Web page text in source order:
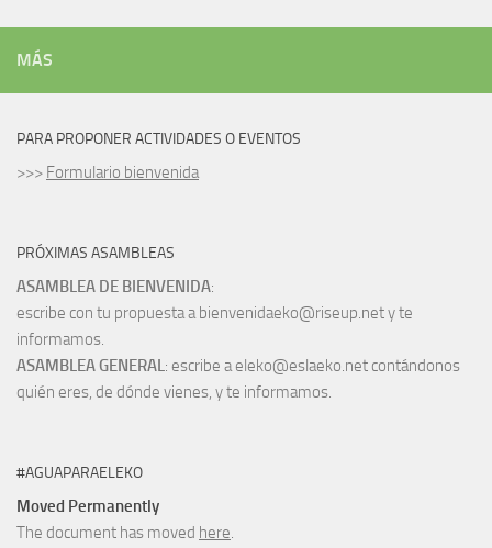
MÁS
PARA PROPONER ACTIVIDADES O EVENTOS
>>> Formulario bienvenida
PRÓXIMAS ASAMBLEAS
ASAMBLEA DE BIENVENIDA:
escribe con tu propuesta a bienvenidaeko@riseup.net y te
informamos.
ASAMBLEA GENERAL: escribe a eleko@eslaeko.net contándonos
quién eres, de dónde vienes, y te informamos.
#AGUAPARAELEKO
Moved Permanently
The document has moved here.